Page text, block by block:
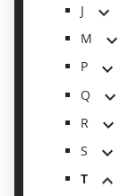
J
M
P
Q
R
S
T